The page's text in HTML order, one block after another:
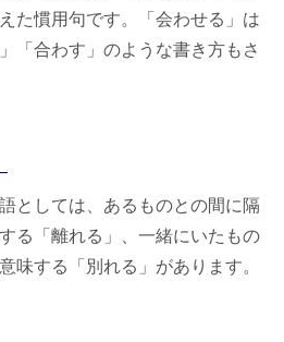
た慣用句です。「会わせる」は
「合わす」のような書き方もさ
としては、あるものとの間に隔
る「離れる」、一緒にいたもの
味する「別れる」があります。